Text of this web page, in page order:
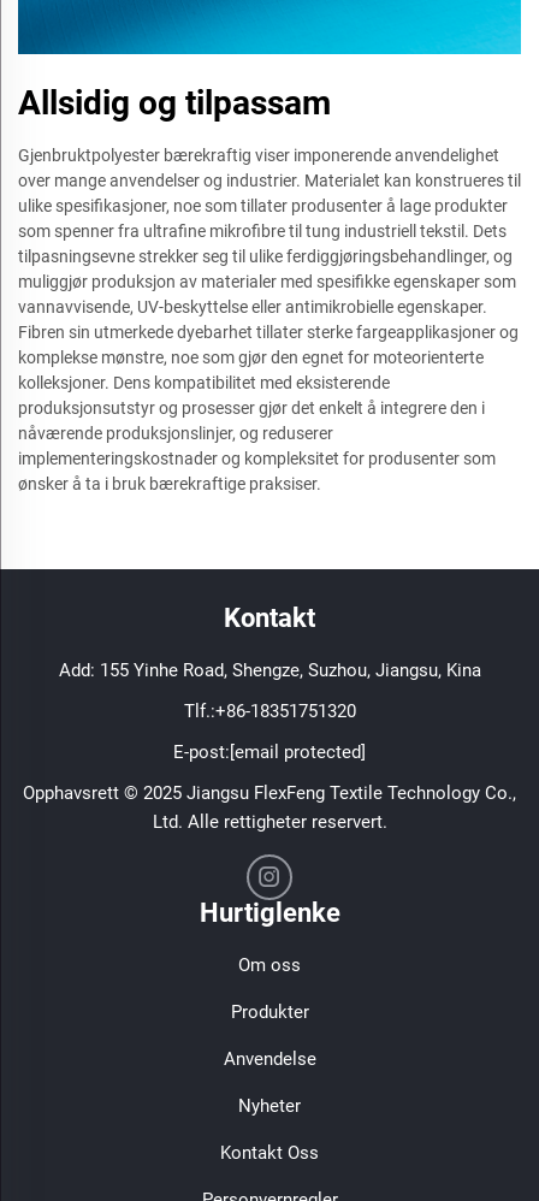
Allsidig og tilpassam
Gjenbruktpolyester bærekraftig viser imponerende anvendelighet
over mange anvendelser og industrier. Materialet kan konstrueres til
ulike spesifikasjoner, noe som tillater produsenter å lage produkter
som spenner fra ultrafine mikrofibre til tung industriell tekstil. Dets
tilpasningsevne strekker seg til ulike ferdiggjøringsbehandlinger, og
muliggjør produksjon av materialer med spesifikke egenskaper som
vannavvisende, UV-beskyttelse eller antimikrobielle egenskaper.
Fibren sin utmerkede dyebarhet tillater sterke fargeapplikasjoner og
komplekse mønstre, noe som gjør den egnet for moteorienterte
kolleksjoner. Dens kompatibilitet med eksisterende
produksjonsutstyr og prosesser gjør det enkelt å integrere den i
nåværende produksjonslinjer, og reduserer
implementeringskostnader og kompleksitet for produsenter som
ønsker å ta i bruk bærekraftige praksiser.
Kontakt
Add: 155 Yinhe Road, Shengze, Suzhou, Jiangsu, Kina
Tlf.:+86-18351751320
E-post: [email protected]
Opphavsrett © 2025 Jiangsu FlexFeng Textile Technology Co.,
Ltd. Alle rettigheter reservert.
Hurtiglenke
Om oss
Produkter
Anvendelse
Nyheter
Kontakt Oss